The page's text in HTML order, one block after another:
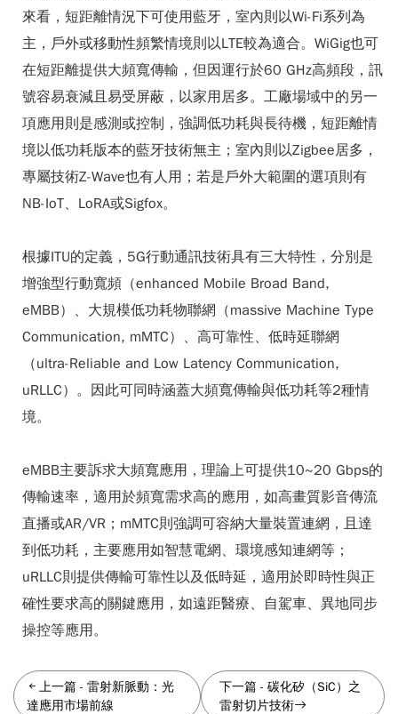
來看，短距離情況下可使用藍牙，室內則以Wi-Fi系列為
主，戶外或移動性頻繁情境則以LTE較為適合。WiGig也可
在短距離提供大頻寬傳輸，但因運行於60 GHz高頻段，訊
號容易衰減且易受屏蔽，以家用居多。工廠場域中的另一
項應用則是感測或控制，強調低功耗與長待機，短距離情
境以低功耗版本的藍牙技術無主；室內則以Zigbee居多，
專屬技術Z-Wave也有人用；若是戶外大範圍的選項則有
NB-IoT、LoRA或Sigfox。
根據ITU的定義，5G行動通訊技術具有三大特性，分別是
增強型行動寬頻（enhanced Mobile Broad Band,
eMBB）、大規模低功耗物聯網（massive Machine Type
Communication, mMTC）、高可靠性、低時延聯網
（ultra-Reliable and Low Latency Communication,
uRLLC）。因此可同時涵蓋大頻寬傳輸與低功耗等2種情
境。
eMBB主要訴求大頻寬應用，理論上可提供10~20 Gbps的
傳輸速率，適用於頻寬需求高的應用，如高畫質影音傳流
直播或AR/VR；mMTC則強調可容納大量裝置連網，且達
到低功耗，主要應用如智慧電網、環境感知連網等；
uRLLC則提供傳輸可靠性以及低時延，適用於即時性與正
確性要求高的關鍵應用，如遠距醫療、自駕車、異地同步
操控等應用。
上一篇 - 雷射新脈動：光
達應用市場前線
下一篇 -碳化矽（SiC）之
雷射切片技術